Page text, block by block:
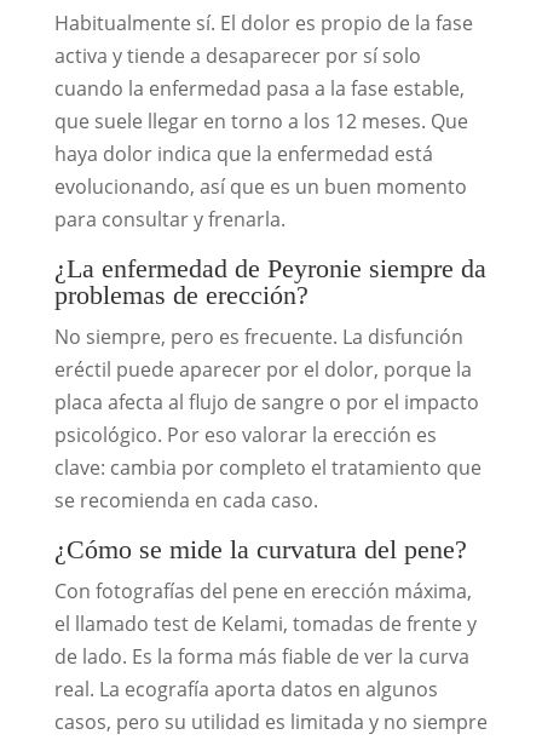
Habitualmente sí. El dolor es propio de la fase
activa y tiende a desaparecer por sí solo
cuando la enfermedad pasa a la fase estable,
que suele llegar en torno a los 12 meses. Que
haya dolor indica que la enfermedad está
evolucionando, así que es un buen momento
para consultar y frenarla.
¿La enfermedad de Peyronie siempre da
problemas de erección?
No siempre, pero es frecuente. La disfunción
eréctil puede aparecer por el dolor, porque la
placa afecta al flujo de sangre o por el impacto
psicológico. Por eso valorar la erección es
clave: cambia por completo el tratamiento que
se recomienda en cada caso.
¿Cómo se mide la curvatura del pene?
Con fotografías del pene en erección máxima,
el llamado test de Kelami, tomadas de frente y
de lado. Es la forma más fiable de ver la curva
real. La ecografía aporta datos en algunos
casos, pero su utilidad es limitada y no siempre